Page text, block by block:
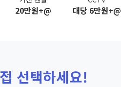
20만원+@ 대당 6만원+@
선택하세요!